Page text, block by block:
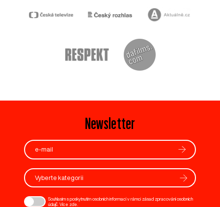
Newsletter
Vyberte kategorii
Souhlasím s poskytnutím osobních informací v rámci zásad zpracování osobních
údajů. Více zde